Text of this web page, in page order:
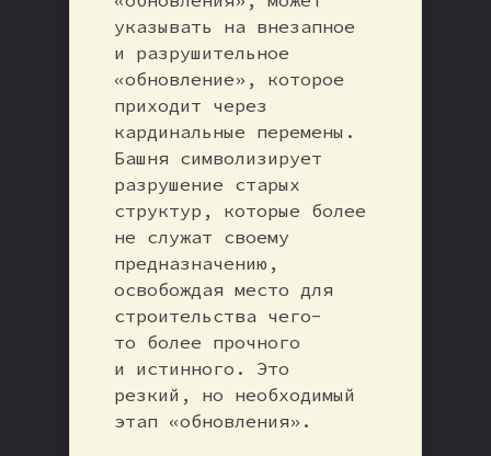
указывать на внезапное
и разрушительное
«обновление», которое
приходит через
кардинальные перемены.
Башня символизирует
разрушение старых
структур, которые более
не служат своему
предназначению,
освобождая место для
строительства чего-
то более прочного
и истинного. Это
резкий, но необходимый
этап «обновления».